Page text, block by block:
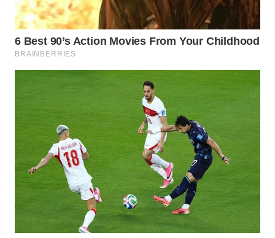
WN
TAPANULI
SELATAN
WN
LESUNG
WN
KARO
WN
SIMALUNGUN
WN
LABUHANBATU